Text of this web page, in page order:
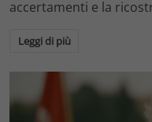
accertamenti e la
Leggi di più